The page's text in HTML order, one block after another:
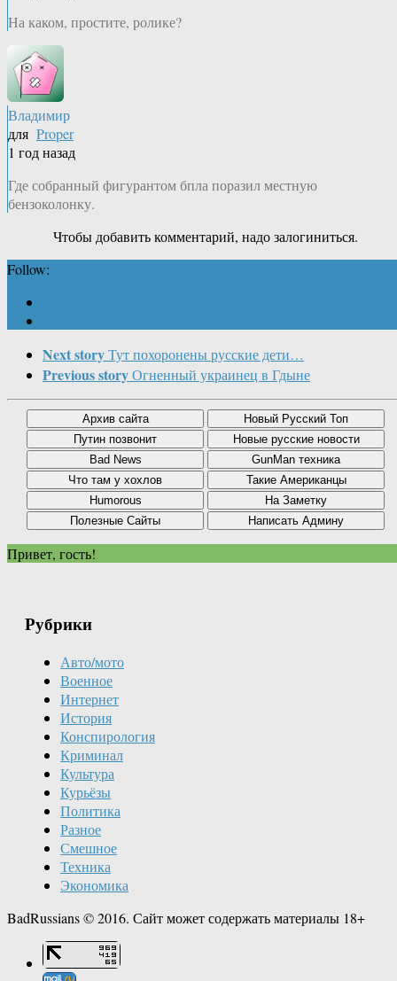
На каком, простите, ролике?
Владимир
для Proper
1 год назад
Где собранный фигурантом бпла поразил местную
бензоколонку.
Чтобы добавить комментарий, надо залогиниться.
Follow:
Next storyТут похоронены русские дети…
Previous storyОгненный украинец в Гдыне
Привет, гость!
Рубрики
Авто/мото
Военное
Интернет
История
Конспирология
Криминал
Культура
Курьёзы
Политика
Разное
Смешное
Техника
Экономика
BadRussians © 2016. Сайт может содержать материалы 18+